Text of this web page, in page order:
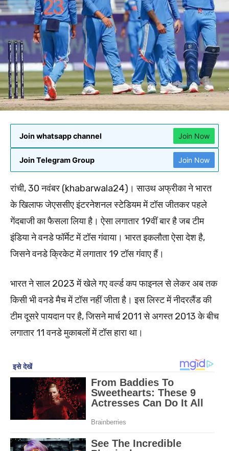
Join whatsapp channel Join Now
Join Telegram Group Join Now
रांची, 30 नवंबर (khabarwala24)। साउथ अफ्रीका ने भारत
के खिलाफ जेएससीए इंटरनेशनल स्टेडियम में टॉस जीतकर पहले
गेंदबाजी का फैसला लिया है। ऐसा लगातार 19वीं बार है जब टीम
इंडिया ने वनडे फॉर्मेट में टॉस गंवाया। भारत इकलौता ऐसा देश है,
जिसने वनडे क्रिकेट में लगातार 19 टॉस गंवाए हैं।
भारत ने साल 2023 में खेले गए वर्ल्ड कप फाइनल से लेकर अब तक
किसी भी वनडे मैच में टॉस नहीं जीता है। इस लिस्ट में नीदरलैंड की
टीम दूसरे पायदान पर है, जिसने मार्च 2011 से अगस्त 2013 के बीच
लगातार 11 वनडे मुकाबलों में टॉस हारा था।